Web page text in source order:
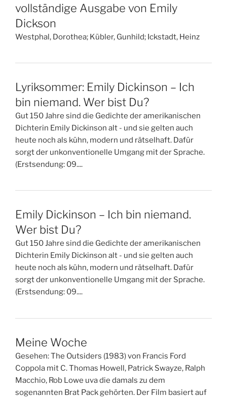
vollständige Ausgabe von Emily
Dickson
Westphal, Dorothea; Kübler, Gunhild; Ickstadt, Heinz
Lyriksommer: Emily Dickinson – Ich
bin niemand. Wer bist Du?
Gut 150 Jahre sind die Gedichte der amerikanischen
Dichterin Emily Dickinson alt - und sie gelten auch
heute noch als kühn, modern und rätselhaft. Dafür
sorgt der unkonventionelle Umgang mit der Sprache.
(Erstsendung: 09....
Emily Dickinson – Ich bin niemand.
Wer bist Du?
Gut 150 Jahre sind die Gedichte der amerikanischen
Dichterin Emily Dickinson alt - und sie gelten auch
heute noch als kühn, modern und rätselhaft. Dafür
sorgt der unkonventionelle Umgang mit der Sprache.
(Erstsendung: 09....
Meine Woche
Gesehen: The Outsiders (1983) von Francis Ford
Coppola mit C. Thomas Howell, Patrick Swayze, Ralph
Macchio, Rob Lowe uva die damals zu dem
sogenannten Brat Pack gehörten. Der Film basiert auf